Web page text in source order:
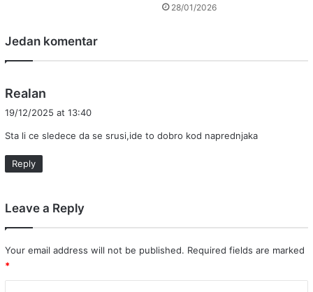
28/01/2026
Jedan komentar
Realan
s
19/12/2025 at 13:40
Sta li ce sledece da se srusi,ide to dobro kod naprednjaka
Reply
Leave a Reply
Your email address will not be published. Required fields are marked
*